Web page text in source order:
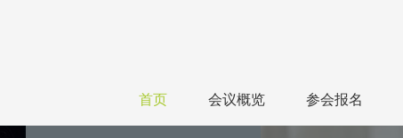
首页 会议概览 参会报名